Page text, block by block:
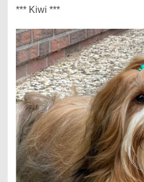
*** Kiwi ***